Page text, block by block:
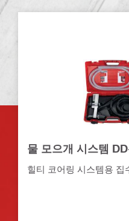
물 모으개 시스템
힐티 코어링 시스템용 집